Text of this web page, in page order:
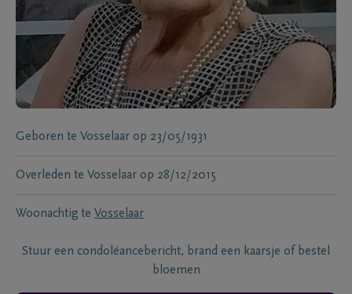
Geboren te Vosselaar op 23/05/1931
Overleden te Vosselaar op 28/12/2015
Woonachtig te Vosselaar
Stuur een condoléancebericht, brand een kaarsje of bestel
bloemen